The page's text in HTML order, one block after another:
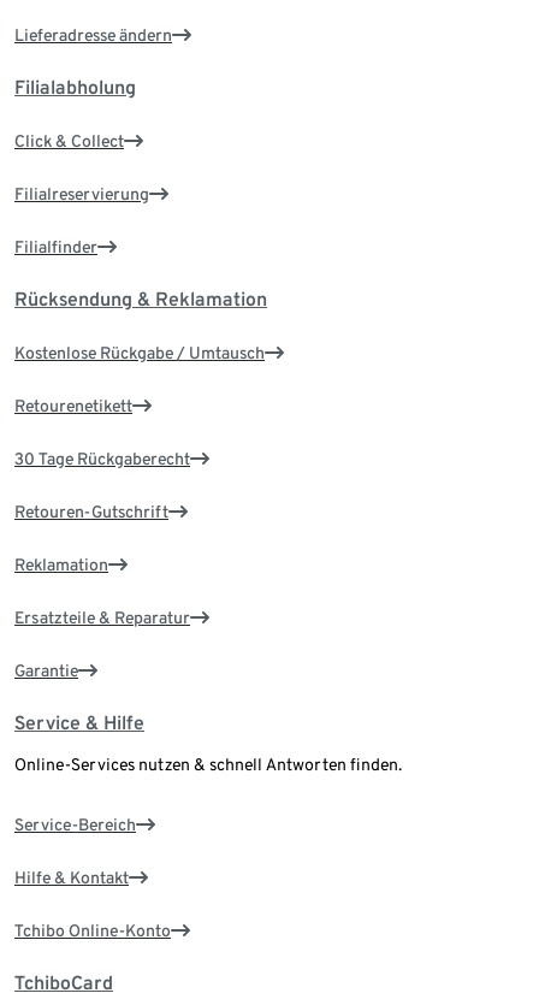
Lieferadresse ändern
Filialabholung
Click & Collect
Filialreservierung
Filialfinder
Rücksendung & Reklamation
Kostenlose Rückgabe / Umtausch
Retourenetikett
30 Tage Rückgaberecht
Retouren-Gutschrift
Reklamation
Ersatzteile & Reparatur
Garantie
Service & Hilfe
Online-Services nutzen & schnell Antworten finden.
Service-Bereich
Hilfe & Kontakt
Tchibo Online-Konto
TchiboCard